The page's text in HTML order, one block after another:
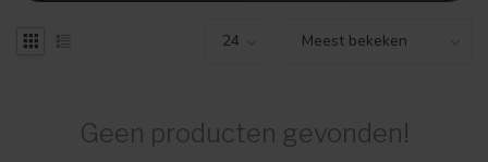
Geen producten gevonden!